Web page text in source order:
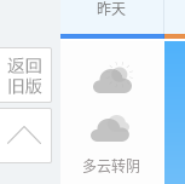
昨天
多云转阴